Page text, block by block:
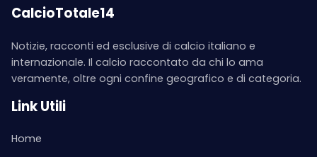
CalcioTotale14
Notizie, racconti ed esclusive di calcio italiano e
internazionale. Il calcio raccontato da chi lo ama
veramente, oltre ogni confine geografico e di categoria.
Link Utili
Home